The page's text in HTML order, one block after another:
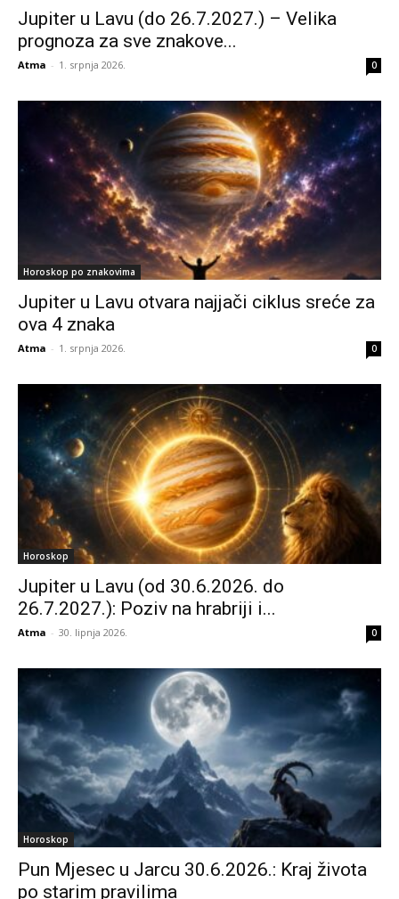
Jupiter u Lavu (do 26.7.2027.) – Velika
prognoza za sve znakove...
Atma - 1. srpnja 2026. 0
Horoskop po znakovima
Jupiter u Lavu otvara najjači ciklus sreće za
ova 4 znaka
Atma - 1. srpnja 2026. 0
Horoskop
Jupiter u Lavu (od 30.6.2026. do
26.7.2027.): Poziv na hrabriji i...
Atma - 30. lipnja 2026. 0
Horoskop
Pun Mjesec u Jarcu 30.6.2026.: Kraj života
po starim pravilima